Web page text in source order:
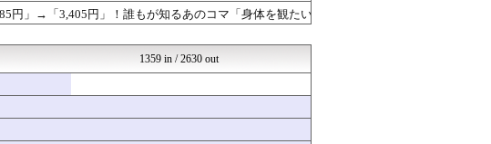
から...
はーとらいふ -出会い・子...
はーとらいふ -出会い・子...
ベイスターズNEWS
ジャンプまとめ速報
ジャンプまとめ速報
問題...
坂道情報通～乃木坂46まと...
びっ...
海外のお前ら 海外の反応
円」→「3,405円」！誰もが知るあのコマ「身体を観たい
1359 in / 2630 out